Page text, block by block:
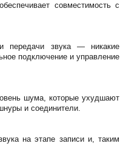
совместимость с
передачи звука — никакие
подключение и управление
шума, которые ухудшают
и соединители.
на этапе записи и, таким